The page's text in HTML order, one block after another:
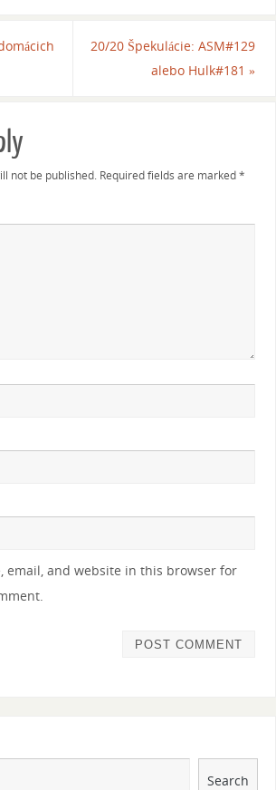
20/20 Špekulácie: ASM#129
alebo Hulk#181»
not be published. Required fields are marked*
email, and website in this browser for
Search